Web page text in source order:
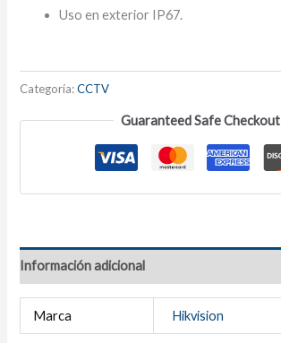
Uso en exterior IP67.
Categoría:CCTV
Guaranteed Safe Checkout
Información adicional
Marca Hikvision